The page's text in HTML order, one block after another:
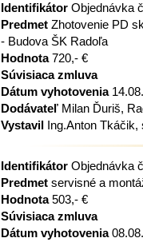
Identifikátor Objednávka
Predmet Zhotovenie PD
- Budova ŠK Radoľa
Hodnota720,- €
Súvisiaca zmluva
Dátum vyhotovenia
Dodávateľ Milan Ďuriš,
Vystavil Ing.Anton Tkáčik,
Identifikátor Objednávka
Predmet servisné a
Hodnota503,- €
Súvisiaca zmluva
Dátum vyhotovenia